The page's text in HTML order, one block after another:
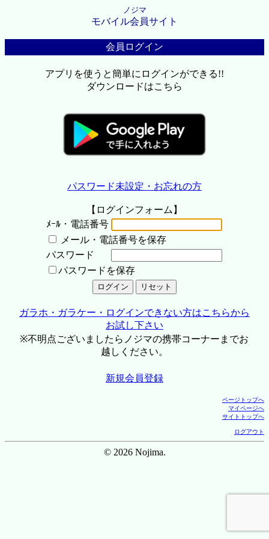
ノジマ
モバイル会員サイト
会員ログイン
アプリを使うと簡単にログインができる!!
ダウンロードはこちら
パスワード未設定・お忘れの方
【ログインフォーム】
ﾒｰﾙ・電話番号
メール・電話番号を保存
パスワード
パスワードを保存
ガラホ・ガラケー・ログインできない方はこちらから
お試し下さい
※不明点ございましたらノジマの携帯コーナーまでお
越しください。
新規会員登録
ページトップへ
マイページへ
サイトトップへ
ログアウト
© 2026 Nojima.